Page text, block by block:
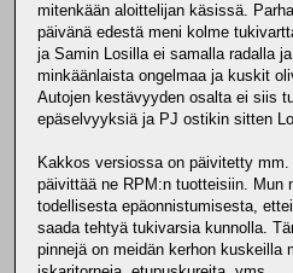
mitenkään aloittelijan käsissä.
päivänä edestä meni kolme
ja Samin Losilla ei samalla radalla
minkäänlaista ongelmaa ja kuskit
Autojen kestävyyden osalta ei siis
epäselvyyksiä ja PJ ostikin sitten
Kakkos versiossa on päivitetty
päivittää ne RPM:n tuotteisiin. Mun
todellisesta epäonnistumisesta,
saada tehtyä tukivarsia kunnolla.
pinnejä on meidän kerhon kuskeilla